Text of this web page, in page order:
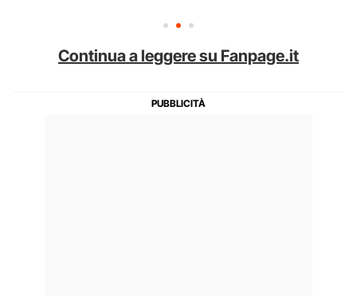
Continua a leggere su Fanpage.it